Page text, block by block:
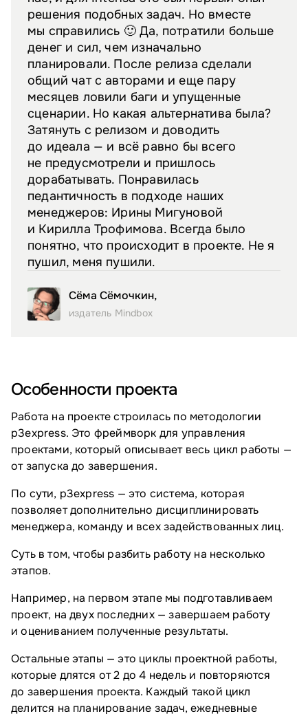
решения подобных задач. Но вместе
мы справились 🙂 Да, потратили больше
денег и сил, чем изначально
планировали. После релиза сделали
общий чат с авторами и еще пару
месяцев ловили баги и упущенные
сценарии. Но какая альтернатива была?
Затянуть с релизом и доводить
до идеала — и всё равно бы всего
не предусмотрели и пришлось
дорабатывать. Понравилась
педантичность в подходе наших
менеджеров: Ирины Мигуновой
и Кирилла Трофимова. Всегда было
понятно, что происходит в проекте. Не я
пушил, меня пушили.
Сёма Сёмочкин,
издатель Mindbox
Особенности проекта
Работа на проекте строилась по методологии
p3express. Это фреймворк для управления
проектами, который описывает весь цикл работы —
от запуска до завершения.
По сути, p3express — это система, которая
позволяет дополнительно дисциплинировать
менеджера, команду и всех задействованных лиц.
Суть в том, чтобы разбить работу на несколько
этапов.
Например, на первом этапе мы подготавливаем
проект, на двух последних — завершаем работу
и оцениванием полученные результаты.
Остальные этапы — это циклы проектной работы,
которые длятся от 2 до 4 недель и повторяются
до завершения проекта. Каждый такой цикл
делится на планирование задач, ежедневные